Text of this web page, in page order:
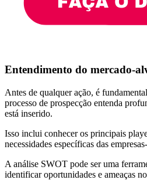
Entendimento do mercado-
Antes de qualquer ação, é
processo de prospecção entenda
está inserido.
Isso inclui conhecer os principais
necessidades específicas das
A análise SWOT pode ser uma
identificar oportunidades e ameaças